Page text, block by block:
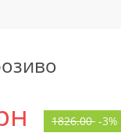
1826.00 -3%